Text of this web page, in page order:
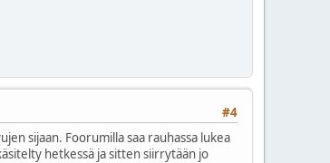
#4
sijaan. Foorumilla saa rauhassa lukea
hetkessä ja sitten siirrytään jo